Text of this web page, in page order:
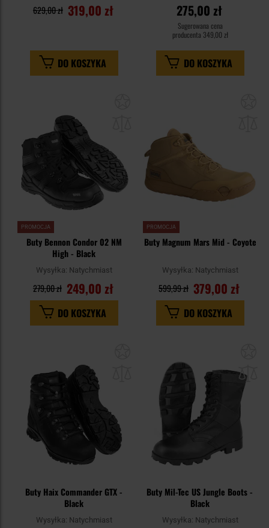
319,00 zł
629,00 zł
DO KOSZYKA
275,00 zł
Sugerowana cena
producenta 349,00 zł
DO KOSZYKA
schowka
PROMOCJA
Buty Bennon Condor 02 NM
High - Black
Wysyłka: Natychmiast
249,00 zł
279,00 zł
DO KOSZYKA
PROMOCJA
Buty Magnum Mars Mid - Coyote
Wysyłka: Natychmiast
379,00 zł
599,99 zł
DO KOSZYKA
schowka
Buty Haix Commander GTX -
Black
Wysyłka: Natychmiast
Buty Mil-Tec US Jungle Boots -
Black
Wysyłka: Natychmiast